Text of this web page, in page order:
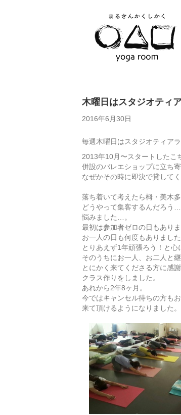
木曜日はスタジオティ
2016年6月30日
毎週木曜日はスタジオティアラ
2013年10月〜スタートしたこ
併設のバレエショップに立ち
なぜかその時に即決で貸して
落ち着いて考えたら栂・美木
どうやって集客するんだろう…
悩みました…。
最初は参加者ゼロの日もありま
お一人の日も何度もありました
とりあえず1年頑張ろう！と心
そのうちにお一人、お二人と
とにかく来てくださる方に感
クラス作りをしました。
あれから2年8ヶ月。
今ではキャンセル待ちの方も
来て頂けるようになりました。